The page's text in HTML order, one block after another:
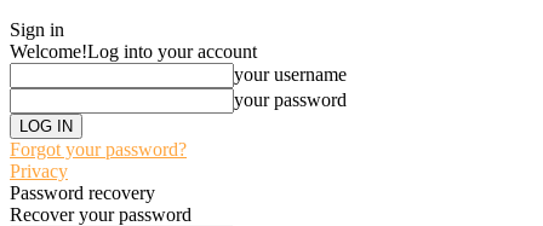
Sign in
Welcome!Log into your account
your username
your password
Forgot your password?
Privacy
Password recovery
Recover your password